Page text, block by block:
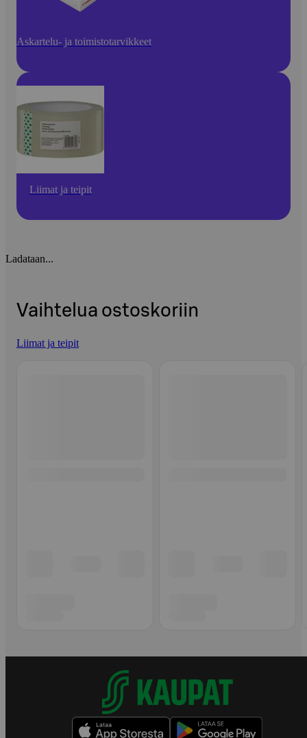
Askartelu- ja toimistotarvikkeet
Liimat ja teipit
Ladataan...
Vaihtelua ostoskoriin
Liimat ja teipit